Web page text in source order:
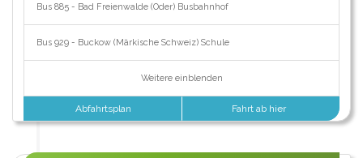
Bus 885 - Bad Freienwalde (Oder) Busbahnhof
Bus 929 - Buckow (Märkische Schweiz) Schule
Weitere einblenden
Abfahrtsplan Fahrt ab hier